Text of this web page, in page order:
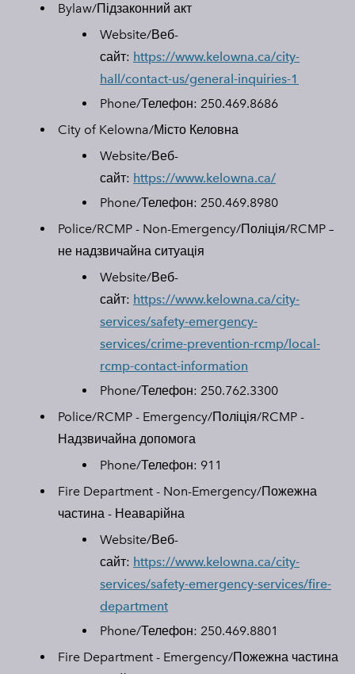
Bylaw/Підзаконний акт
Website/Веб-
сайт: https://www.kelowna.ca/city-
hall/contact-us/general-inquiries-1​
Phone/Телефон: 250.469.8686
City of Kelowna/Місто Келовна
Website/Веб-
сайт: https://www.kelowna.ca/
Phone/Телефон: 250.469.8980
Police/RCMP - Non-Emergency/Поліція/RCMP –
не надзвичайна ситуація
Website/Веб-
сайт: https://www.kelowna.ca/city-
services/safety-emergency-
services/crime-prevention-rcmp/local-
rcmp-contact-information
Phone/Телефон: 250.762.3300
Police/RCMP - Emergency/Поліція/RCMP -
Надзвичайна допомога
Phone/Телефон: 911
Fire Department - Non-Emergency/Пожежна
частина - Неаварійна
Website/Веб-
сайт: https://www.kelowna.ca/city-
services/safety-emergency-services/fire-
department
Phone/Телефон: 250.469.8801
Fire Department - Emergency/Пожежна частина